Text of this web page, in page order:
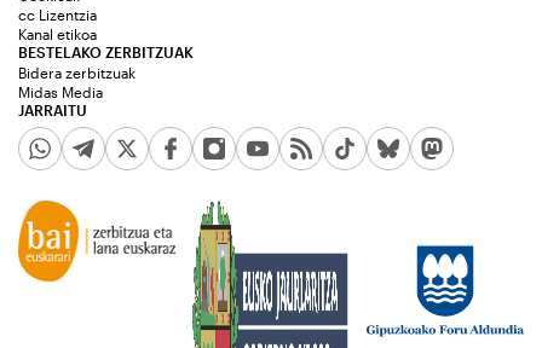
JARRAITU
cc Lizentzia
Kanal etikoa
BESTELAKO ZERBITZUAK
Bidera zerbitzuak
Midas Media